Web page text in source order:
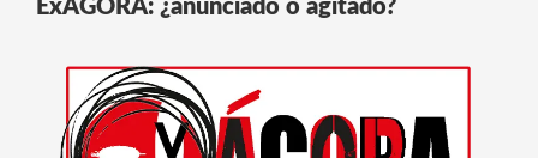
ExÁGORA: ¿anunciado o agitado?